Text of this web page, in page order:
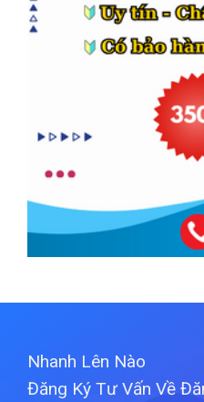
Nhanh Lên Nào
Đăng Ký Tư Vấn Về